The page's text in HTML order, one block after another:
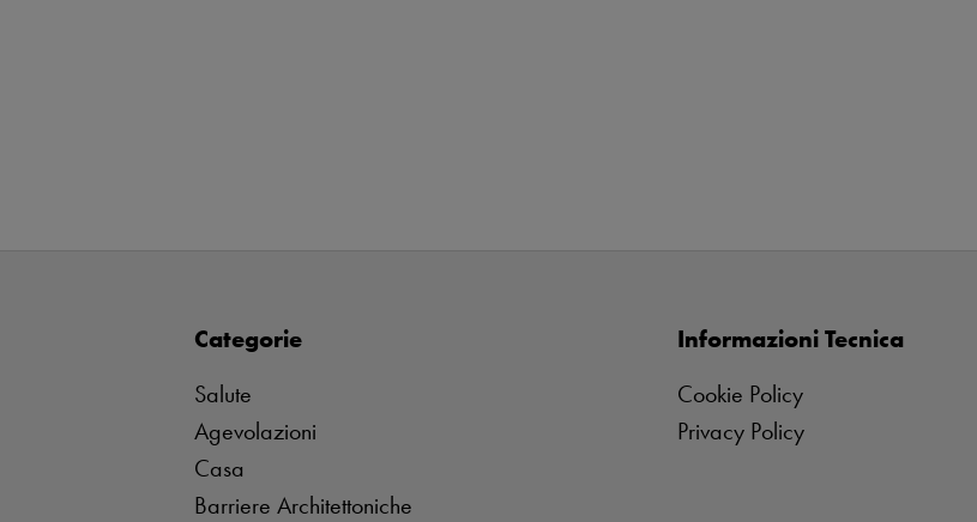
Categorie
Salute
Agevolazioni
Casa
Barriere Architettoniche
Informazioni Tecnica
Cookie Policy
Privacy Policy